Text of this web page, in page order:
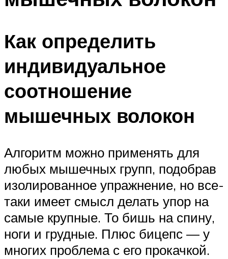
Как определить
индивидуальное
соотношение
мышечных волокон
Алгоритм можно применять для
любых мышечных групп, подобрав
изолированное упражнение, но все-
таки имеет смысл делать упор на
самые крупные. То бишь на спину,
ноги и грудные. Плюс бицепс — у
многих проблема с его прокачкой.